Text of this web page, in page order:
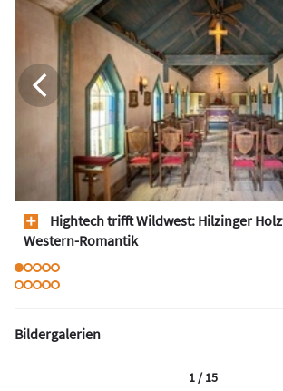
Hightech trifft Wildwest: Hilzinger
Western-Romantik
Bildergalerien
1 / 15